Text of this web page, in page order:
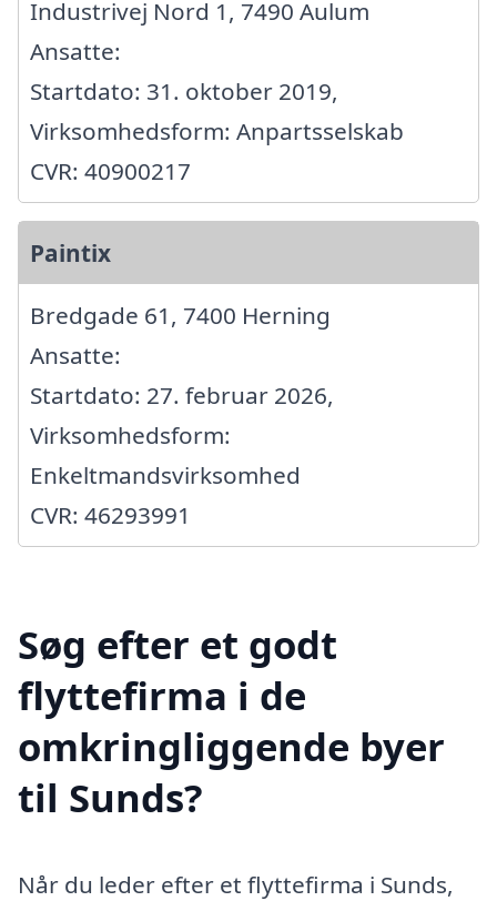
Industrivej Nord 1, 7490 Aulum
Ansatte:
Startdato: 31. oktober 2019,
Virksomhedsform: Anpartsselskab
CVR: 40900217
Paintix
Bredgade 61, 7400 Herning
Ansatte:
Startdato: 27. februar 2026,
Virksomhedsform:
Enkeltmandsvirksomhed
CVR: 46293991
Søg efter et godt
flyttefirma i de
omkringliggende byer
til Sunds?
Når du leder efter et flyttefirma i Sunds,